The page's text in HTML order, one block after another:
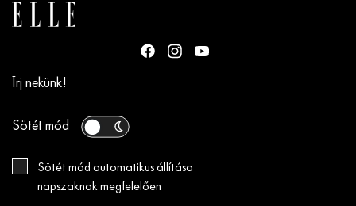
Írj nekünk!
Sötét mód
Sötét mód automatikus állítása
napszaknak megfelelően